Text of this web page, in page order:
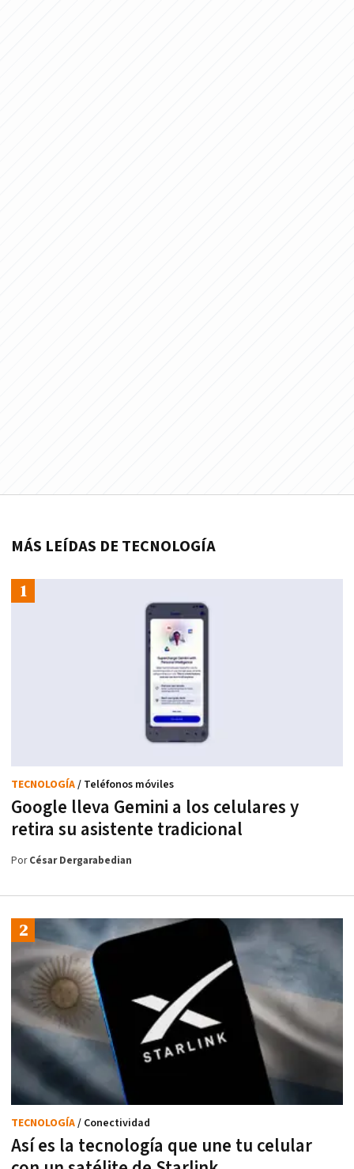
MÁS LEÍDAS DE TECNOLOGÍA
Google lleva Gemini a los celulares y
retira su asistente tradicional
TECNOLOGÍA/ Teléfonos móviles
PorCésar Dergarabedian
Así es la tecnología que une tu celular
TECNOLOGÍA/ Conectividad